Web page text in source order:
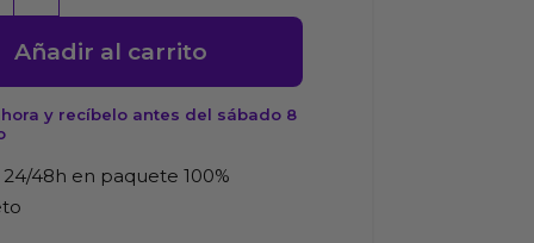
Añadir al carrito
y recíbelo antes del sábado 8
24/48h en paquete 100%